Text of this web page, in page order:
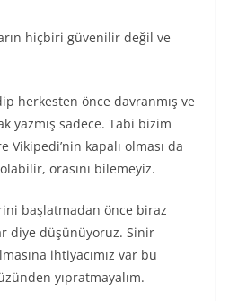
hiçbiri güvenilir değil ve
herkesten önce davranmış ve
yazmış sadece. Tabi bizim
Vikipedi’nin kapalı olması da
orasını bilemeyiz.
başlatmadan önce biraz
diye düşünüyoruz. Sinir
ihtiyacımız var bu
yıpratmayalım.